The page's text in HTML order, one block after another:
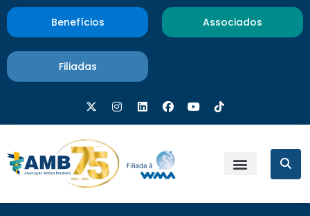
Benefícios Associados
Filiadas